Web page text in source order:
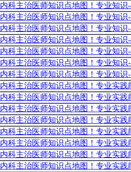
内科主治医师知识点地图！专业知识
内科主治医师知识点地图！专业知识
内科主治医师知识点地图！专业知识
内科主治医师知识点地图！专业知识
内科主治医师知识点地图！专业知识
内科主治医师知识点地图！专业知识
内科主治医师知识点地图！专业知识
内科主治医师知识点地图！专业实践
内科主治医师知识点地图！专业实践
内科主治医师知识点地图！专业实践
内科主治医师知识点地图！专业实践
内科主治医师知识点地图！专业实践
内科主治医师知识点地图！专业实践
内科主治医师知识点地图！专业实践
内科主治医师知识点地图！专业实践